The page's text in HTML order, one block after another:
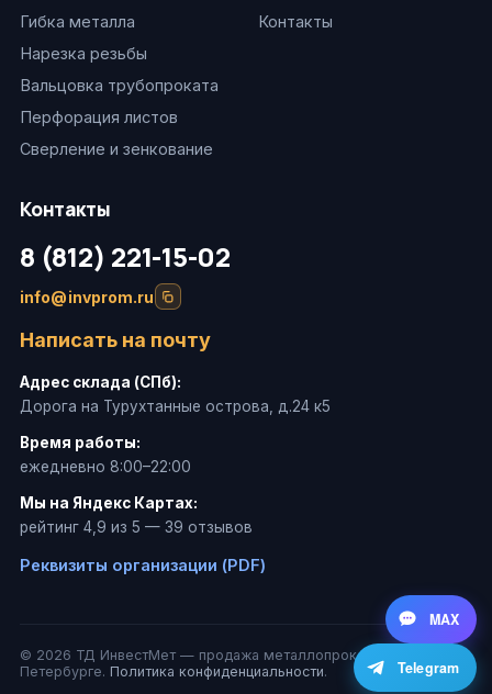
Гибка металла
Нарезка резьбы
Вальцовка трубопроката
Перфорация листов
Сверление и зенкование
Контакты
Контакты
8 (812) 221-15-02
info@invprom.ru
Написать на почту
Адрес склада (СПб):
Дорога на Турухтанные острова, д.24 к5
Время работы:
ежедневно 8:00–22:00
Мы на Яндекс Картах:
рейтинг 4,9 из 5 — 39 отзывов
Реквизиты организации (PDF)
© 2026 ТД ИнвестМет — продажа металлопроката в Санкт-
Петербурге. Политика конфиденциальности.
MAX
Telegram